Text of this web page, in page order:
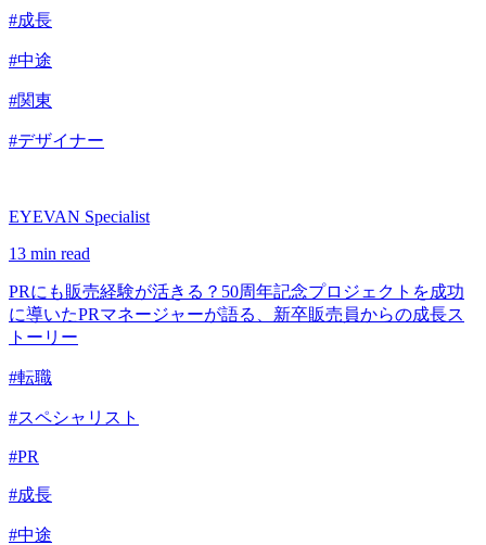
#成長
#中途
#関東
#デザイナー
EYEVAN Specialist
13 min read
PRにも販売経験が活きる？50周年記念プロジェクトを成功
に導いたPRマネージャーが語る、新卒販売員からの成長ス
トーリー
#転職
#スペシャリスト
#PR
#成長
#中途